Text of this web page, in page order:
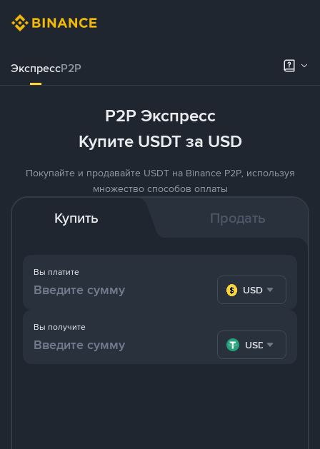
ЭкспрессP2P
P2P Экспресс
Купите USDT за USD
Покупайте и продавайте USDT на Binance P2P, используя
множество способов оплаты
Купить Продать
Вы платите
USD
Вы получите
USDT